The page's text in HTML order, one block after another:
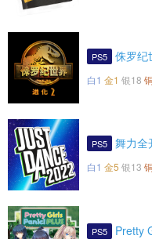
PS5 侏罗纪
白1 金1 银18
PS5 舞力全
白1 金5 银13
PS5 Pretty